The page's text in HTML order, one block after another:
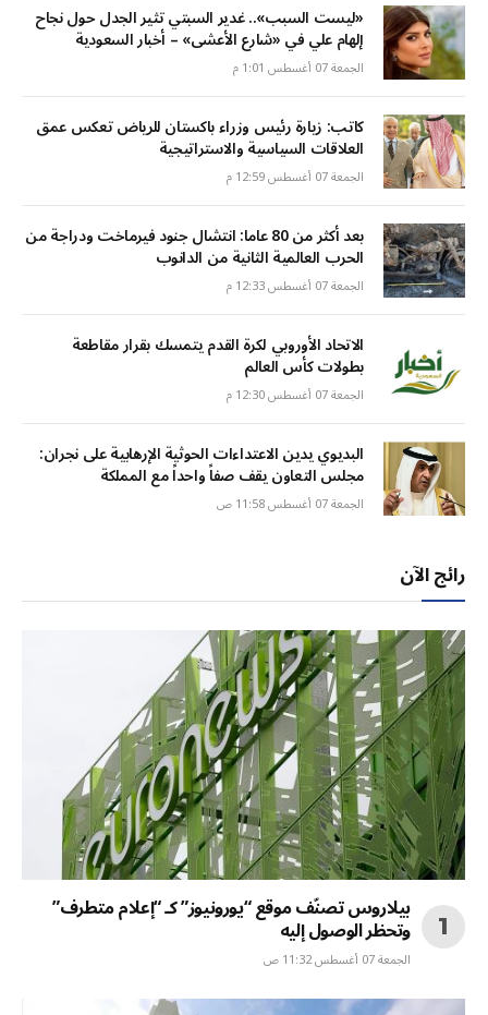
«ليست السبب».. غدير السبتي تثير الجدل حول نجاح
إلهام علي في «شارع الأعشى» – أخبار السعودية
الجمعة 07 أغسطس 1:01 م
كاتب: زيارة رئيس وزراء باكستان للرياض تعكس عمق
العلاقات السياسية والاستراتيجية
الجمعة 07 أغسطس 12:59 م
بعد أكثر من 80 عاما: انتشال جنود فيرماخت ودراجة من
الحرب العالمية الثانية من الدانوب
الجمعة 07 أغسطس 12:33 م
الاتحاد الأوروبي لكرة القدم يتمسك بقرار مقاطعة
بطولات كأس العالم
الجمعة 07 أغسطس 12:30 م
البديوي يدين الاعتداءات الحوثية الإرهابية على نجران:
مجلس التعاون يقف صفاً واحداً مع المملكة
الجمعة 07 أغسطس 11:58 ص
رائج الآن
بيلاروس تصنّف موقع “يورونيوز” كـ “إعلام متطرف”
وتحظر الوصول إليه
الجمعة 07 أغسطس 11:32 ص